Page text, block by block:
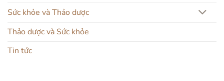
Sức khỏe và Thảo dược
Thảo dược và Sức khỏe
Tin tức